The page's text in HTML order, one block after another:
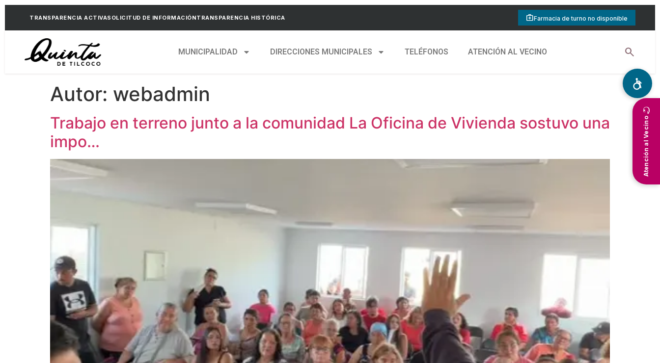
TRANSPARENCIA ACTIVASOLICITUD DE INFORMACIÓNTRANSPARENCIA HISTÓRICA medical_servicesFarmacia de turno no disponible
MUNICIPALIDAD DIRECCIONES MUNICIPALES TELÉFONOS ATENCIÓN AL VECINO search
Autor: webadmin
Trabajo en terreno junto a la comunidad La Oficina de Vivienda sostuvo una
impo…
Atención al Vecino